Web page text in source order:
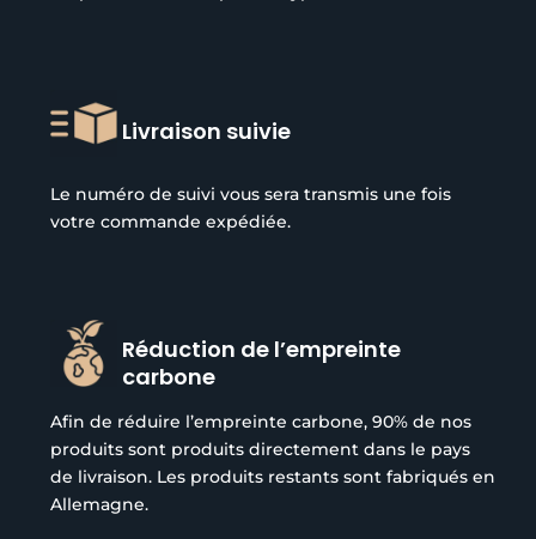
Livraison suivie
Le numéro de suivi vous sera transmis une fois
votre commande expédiée.
Réduction de l’empreinte
carbone
Afin de réduire l’empreinte carbone, 90% de nos
produits sont produits directement dans le pays
de livraison. Les produits restants sont fabriqués en
Allemagne.